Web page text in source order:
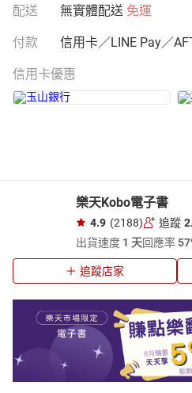
配送 無實體配送 免運
付款 信用卡／LINE Pay／
信用卡優惠
樂天Kobo電子書
4.9 (2188) 追蹤
出貨速度 1 天回應率
追蹤店家